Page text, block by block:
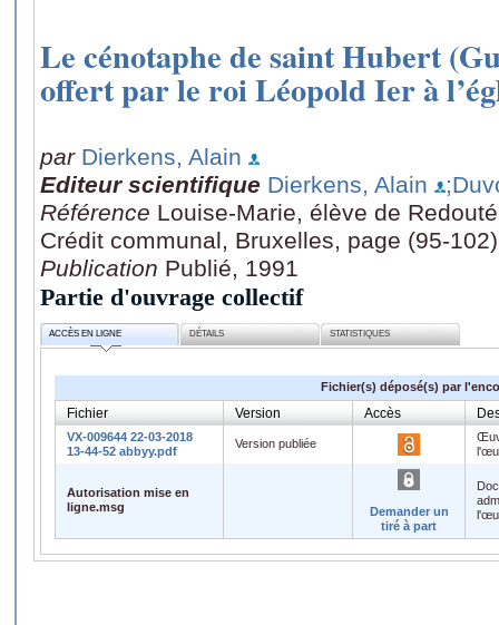
Le cénotaphe de saint Hubert
offert par le roi Léopold Ier à
par Dierkens, Alain
Editeur scientifique Dierkens, Alain
Référence Louise-Marie, élève de
Crédit communal, Bruxelles, page (95-102)
Publication Publié, 1991
Partie d'ouvrage collectif
ACCÈS EN LIGNE DÉTAILS STATISTIQUES
Fichier(s) déposé(s) par
Fichier Version Accès
VX-009644 22-03-2018
13-44-52 abbyy.pdf
Version publiée
Autorisation mise en
ligne.msg
Demander un
tiré à part